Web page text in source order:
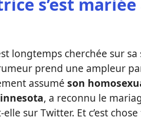
longtemps cherchée sur
prend une ampleur
assumé son
, a reconnu le
sur Twitter. Et c’est